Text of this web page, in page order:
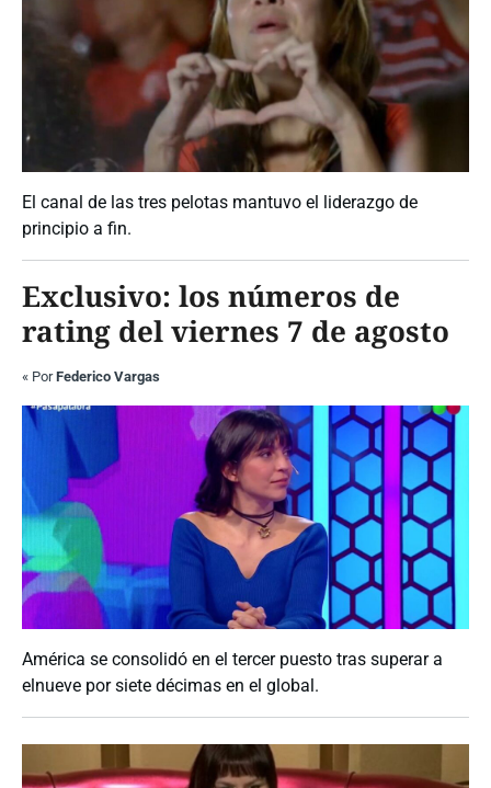
El canal de las tres pelotas mantuvo el liderazgo de
principio a fin.
Exclusivo: los números de
rating del viernes 7 de agosto
« PorFederico Vargas
América se consolidó en el tercer puesto tras superar a
elnueve por siete décimas en el global.